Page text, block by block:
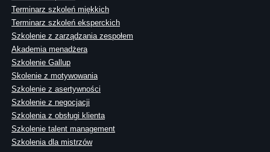
Terminarz szkoleń miękkich
Terminarz szkoleń eksperckich
Szkolenie z zarządzania zespołem
Akademia menadżera
Szkolenie Gallup
Skolenie z motywowania
Szkolenie z asertywności
Szkolenie z negocjacji
Szkolenia z obsługi klienta
Szkolenie talent management
Szkolenia dla mistrzów